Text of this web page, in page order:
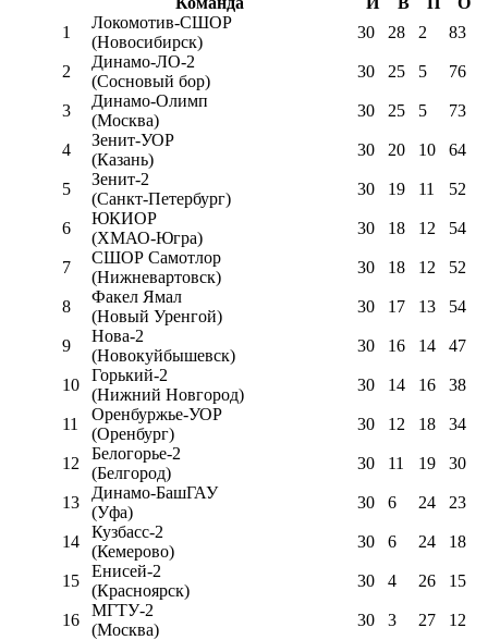
1
Локомотив-CШОР
(Новосибирск)
30 28 2 83
2
Динамо-ЛО-2
(Сосновый бор)
30 25 5 76
3
Динамо-Олимп
(Москва)
30 25 5 73
4
Зенит-УОР
(Казань)
30 20 10 64
5
Зенит-2
(Санкт-Петербург)
30 19 11 52
6
ЮКИОР
(ХМАО-Югра)
30 18 12 54
7
СШОР Самотлор
(Нижневартовск)
30 18 12 52
8
Факел Ямал
(Новый Уренгой)
30 17 13 54
9
Нова-2
(Новокуйбышевск)
30 16 14 47
10
Горький-2
(Нижний Новгород)
30 14 16 38
11
Оренбуржье-УОР
(Оренбург)
30 12 18 34
12
Белогорье-2
(Белгород)
30 11 19 30
13
Динамо-БашГАУ
(Уфа)
30 6 24 23
14
Кузбасс-2
(Кемерово)
30 6 24 18
15
Енисей-2
(Красноярск)
30 4 26 15
16
МГТУ-2
(Москва)
30 3 27 12